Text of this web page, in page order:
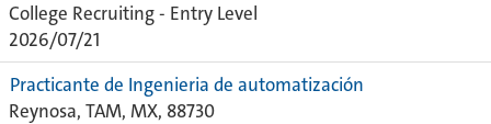
College Recruiting - Entry Level
2026/07/21
Practicante de Ingenieria de automatización
Reynosa, TAM, MX, 88730